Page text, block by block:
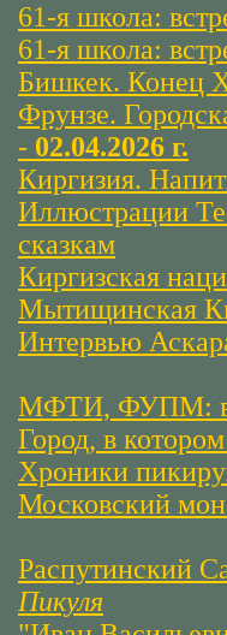
61-я школа:
61-я школа:
Бишкек. Конец
Фрунзе.
- 02.04.2026 г.
Киргизия.
Иллюстрации
сказкам
Киргизская
Мытищинская
Интервью
МФТИ, ФУПМ:
Город, в
Хроники
Московский
Распутинский
Пикуля